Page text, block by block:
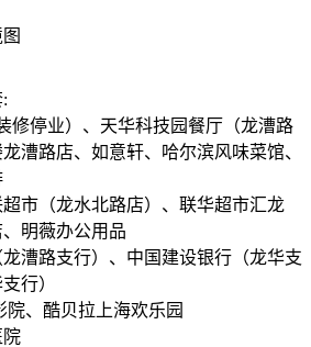
修停业）、天华科技园餐厅（龙漕路
漕路店、如意轩、哈尔滨风味菜馆、
市（龙水北路店）、联华超市汇龙
明薇办公用品
漕路支行）、中国建设银行（龙华支
行）
、酷贝拉上海欢乐园
院